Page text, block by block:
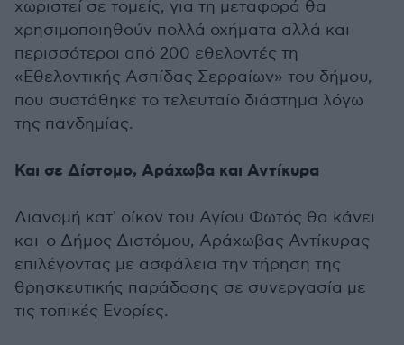
χωριστεί σε τομείς, για τη μεταφορά θα
χρησιμοποιηθούν πολλά οχήματα αλλά και
περισσότεροι από 200 εθελοντές τη
«Εθελοντικής Ασπίδας Σερραίων» του δήμου,
που συστάθηκε το τελευταίο διάστημα λόγω
της πανδημίας.
Και σε Δίστομο, Αράχωβα και Αντίκυρα
Διανομή κατ' οίκον του Αγίου Φωτός θα κάνει
και ο Δήμος Διστόμου, Αράχωβας Αντίκυρας
επιλέγοντας με ασφάλεια την τήρηση της
θρησκευτικής παράδοσης σε συνεργασία με
τις τοπικές Ενορίες.